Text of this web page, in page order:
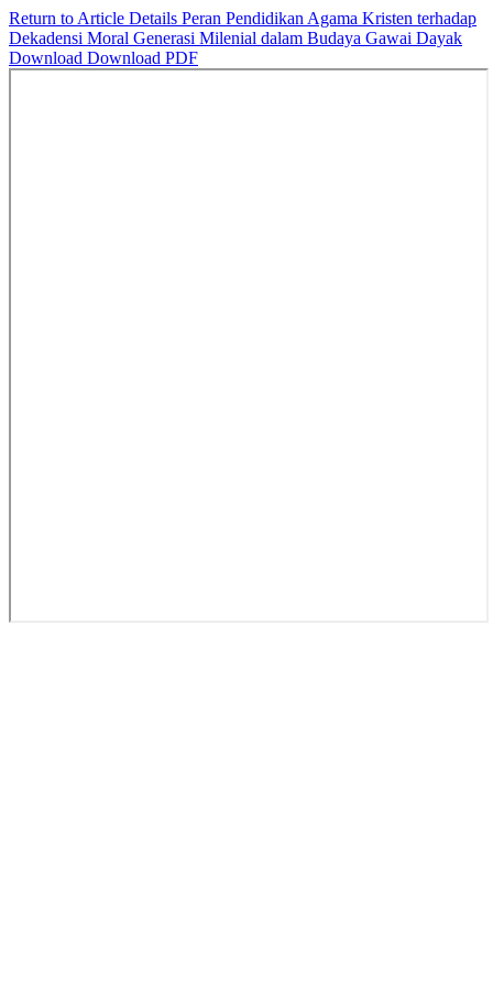
Return to Article Details Peran Pendidikan Agama Kristen terhadap
Dekadensi Moral Generasi Milenial dalam Budaya Gawai Dayak
Download Download PDF